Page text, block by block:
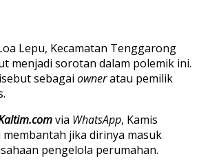
Lepu, Kecamatan Tenggarong
menjadi sorotan dalam polemik ini.
sebagai owneratau pemilik
via WhatsApp, Kamis
membantah jika dirinya masuk
pengelola perumahan.